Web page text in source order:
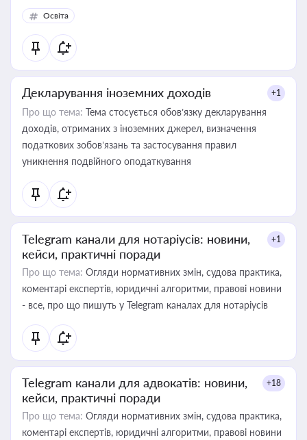
Освіта
Декларування іноземних доходів +1
Про що тема: Тема стосується обов’язку декларування
доходів, отриманих з іноземних джерел, визначення
податкових зобов’язань та застосування правил
уникнення подвійного оподаткування
Telegram канали для нотаріусів: новини,
кейси, практичні поради
+1
Про що тема: Огляди нормативних змін, судова практика,
коментарі експертів, юридичні алгоритми, правові новини
- все, про що пишуть у Telegram каналах для нотаріусів
Telegram канали для адвокатів: новини,
кейси, практичні поради
+18
Про що тема: Огляди нормативних змін, судова практика,
коментарі експертів, юридичні алгоритми, правові новини